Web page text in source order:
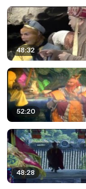
48:32
52:20
48:28